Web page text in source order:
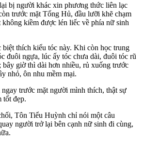
bị người khác xin phương thức liên lạc
trước mặt Tống Hủ, đầu lưỡi khẽ chạm
không kiềm được lén liếc về phía nữ sinh
thích kiểu tóc này. Khi còn học trung
đuôi ngựa, lúc ấy tóc chưa dài, đuôi tóc rũ
bây giờ thì dài hơn nhiều, rủ xuống trước
nhỏ, ôn nhu mềm mại.
trước mặt người mình thích, thật sự
tốt đẹp.
Tôn Tiểu Huỳnh chỉ nói một câu
người trở lại bên cạnh nữ sinh đi cùng,